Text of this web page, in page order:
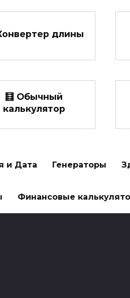
длины
🧮 Обычный
калькулятор
и Дата Генераторы
Финансовые